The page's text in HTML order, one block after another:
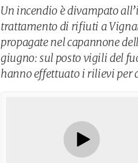
Un incendio è divampato
trattamento di rifiuti a
propagate nel capannone
giugno: sul posto vigili del
hanno effettuato i rilievi per